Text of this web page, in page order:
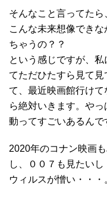
そんなこと言ってたら
こんな未来想像でき
ちゃうの？？
という感じですが、
てただひたすら見て
て、最近映画館行け
ら絶対いきます。や
動ってすごいあるんで
2020年のコナン映画
し、００７も見たいし
ウィルスが憎い・・・